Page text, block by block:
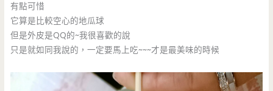
有點可惜
它算是比較空心的地瓜球
但是外皮是QQ的~我很喜歡的說
只是就如同我說的，一定要馬上吃~~~才是最美味的時候